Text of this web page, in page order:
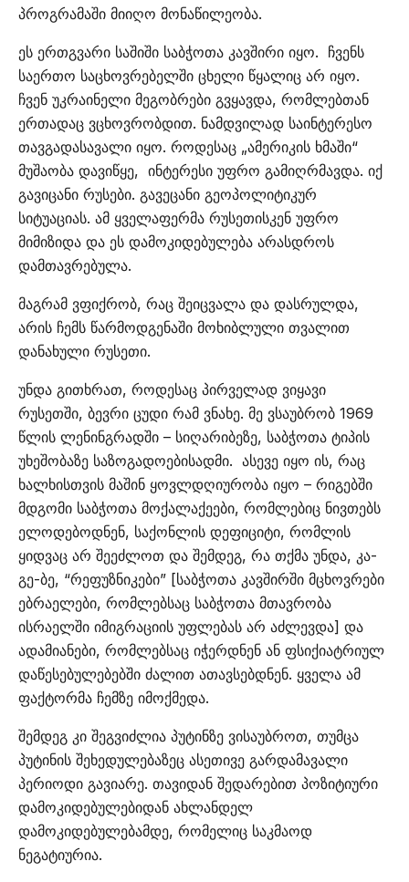
პროგრამაში მიიღო მონაწილეობა.
ეს ერთგვარი საშიში საბჭოთა კავშირი იყო. ჩვენს
საერთო საცხოვრებელში ცხელი წყალიც არ იყო.
ჩვენ უკრაინელი მეგობრები გვყავდა, რომლებთან
ერთადაც ვცხოვრობდით. ნამდვილად საინტერესო
თავგადასავალი იყო. როდესაც „ამერიკის ხმაში“
მუშაობა დავიწყე, ინტერესი უფრო გამიღრმავდა. იქ
გავიცანი რუსები. გავეცანი გეოპოლიტიკურ
სიტუაციას. ამ ყველაფერმა რუსეთისკენ უფრო
მიმიზიდა და ეს დამოკიდებულება არასდროს
დამთავრებულა.
მაგრამ ვფიქრობ, რაც შეიცვალა და დასრულდა,
არის ჩემს წარმოდგენაში მოხიბლული თვალით
დანახული რუსეთი.
უნდა გითხრათ, როდესაც პირველად ვიყავი
რუსეთში, ბევრი ცუდი რამ ვნახე. მე ვსაუბრობ 1969
წლის ლენინგრადში – სიღარიბეზე, საბჭოთა ტიპის
უხეშობაზე საზოგადოებისადმი. ასევე იყო ის, რაც
ხალხისთვის მაშინ ყოვლდღიურობა იყო – რიგებში
მდგომი საბჭოთა მოქალაქეები, რომლებიც ნივთებს
ელოდებოდნენ, საქონლის დეფიციტი, რომლის
ყიდვაც არ შეეძლოთ და შემდეგ, რა თქმა უნდა, კა-
გე-ბე, “რეფუზნიკები” [საბჭოთა კავშირში მცხოვრები
ებრაელები, რომლებსაც საბჭოთა მთავრობა
ისრაელში იმიგრაციის უფლებას არ აძლევდა] და
ადამიანები, რომლებსაც იჭერდნენ ან ფსიქიატრიულ
დაწესებულებებში ძალით ათავსებდნენ. ყველა ამ
ფაქტორმა ჩემზე იმოქმედა.
შემდეგ კი შეგვიძლია პუტინზე ვისაუბროთ, თუმცა
პუტინის შეხედულებაზეც ასეთივე გარდამავალი
პერიოდი გავიარე. თავიდან შედარებით პოზიტიური
დამოკიდებულებიდან ახლანდელ
დამოკიდებულებამდე, რომელიც საკმაოდ
ნეგატიურია.